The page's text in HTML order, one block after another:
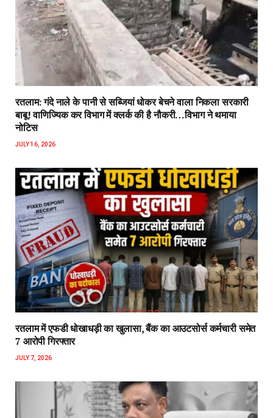
रतलाम: गंदे नाले के पानी से सब्जियां धोकर बेचने वाला निकला सरकारी
बाबू! वाणिज्यिक कर विभाग में क्लर्क की है नौकरी…विभाग ने थमाया
नोटिस
JULY 16, 2026
रतलाम में एफडी धोखाधड़ी का खुलासा, बैंक का आउटसोर्स कर्मचारी समेत
7 आरोपी गिरफ्तार
JULY 7, 2026